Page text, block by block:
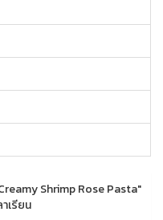
Shrimp Rose Pasta"
เรียน